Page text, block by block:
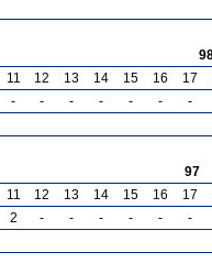
11 12 13 14 15 16 17
- - - - - - -
97
11 12 13 14 15 16 17
2 - - - - - -